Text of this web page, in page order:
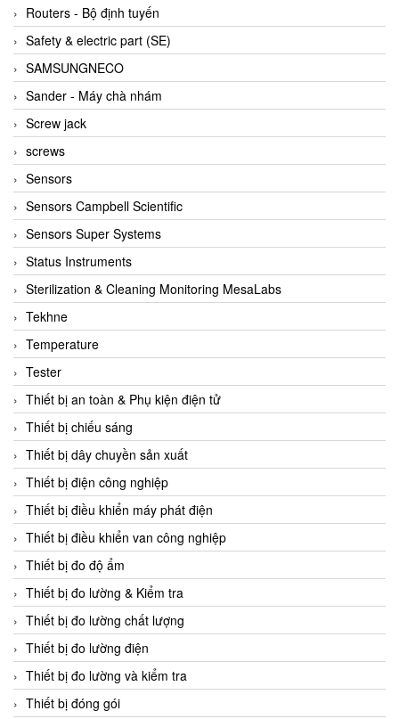
Brook Instrument
Brooks Instrument Vietnam
Buhler
BURLING INSTRUMENTS
Burster
BUSCHJOST
Calectro
Campbell Scientific
Canneed Vietnam
Cantoni
CAPS
CAREL Parts
CCS
CD Automation
CEAG Sicherheitst
CEIA Vietnam
Celduc Vietnam
Cemb
Centec GmbH
CEQUBE
CHAUVIN ARNOUX
Checkline
Chino
Chiyoda Seiki
Chiyoda-Tsusho
Chongqing Huaneng
Routers - Bộ định tuyến
Safety & electric part (SE)
SAMSUNGNECO
Sander - Máy chà nhám
Screw jack
screws
Sensors
Sensors Campbell Scientific
Sensors Super Systems
Status Instruments
Sterilization & Cleaning Monitoring MesaLabs
Tekhne
Temperature
Tester
Thiết bị an toàn & Phụ kiện điện tử
Thiết bị chiếu sáng
Thiết bị dây chuyền sản xuất
Thiết bị điện công nghiệp
Thiết bị điều khiển máy phát điện
Thiết bị điều khiển van công nghiệp
Thiết bị đo độ ẩm
Thiết bị đo lường & Kiểm tra
Thiết bị đo lường chất lượng
Thiết bị đo lường điện
Thiết bị đo lường và kiểm tra
Thiết bị đóng gói